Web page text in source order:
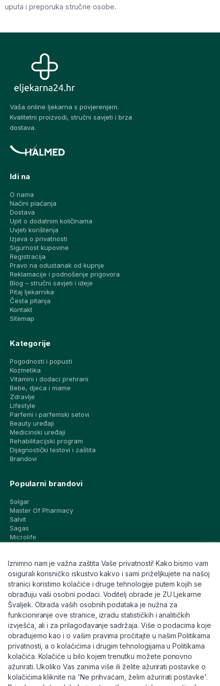
uputa i preporuka stručne osobe.
Vaša online ljekarna s povjerenjem.
Kvalitetni proizvodi, stručni savjeti i brza
dostava.
Idi na
O nama
Načini plaćanja
Dostava
Upit o dodatnim količinama
Uvjeti korištenja
Izjava o privatnosti
Sigurnost kupovine
Registracija
Pravo na odustanak od kupnje
Reklamacije i podnošenje prigovora
Blog – stručni savjeti i ideje
Pitaj ljekarnika
Česta pitanja
Kontakt
Sitemap
Kategorije
Pogodnosti i popusti
Kozmetika
Vitamini i dodaci prehrani
Bebe, djeca i mame
Zdravlje
Lifestyle
Parfemi i parfemski setovi
Beauty uređaji
Medicinski uređaji
Rehabilitacijski program
Dijagnostički testovi i zaštita
Brandovi
Popularni brandovi
Solgar
Master Of Pharmacy
Salvit
Sagas
Microlife
CeraVe
Eucerin
Avene
Bioderma
Svi brandovi
Info
Trebate pomoć ili imate pitanja?
+385 91 6191 901
info@eljekarna24.hr
Iznimno nam je važna zaštita Vaše privatnosti! Kako bismo vam
osigurali korisničko iskustvo kakvo i sami priželjkujete na našoj
stranici koristimo kolačiće i druge tehnologije putem kojih se
obrađuju vaši osobni podaci. Voditelj obrade je ZU Ljekarne
Švaljek. Obrada vaših osobnih podataka je nužna za
funkcioniranje ove stranice, izradu statističkih i analitičkih
izvješća, ali i za prilagođavanje sadržaja. Više o podacima koje
obrađujemo kao i o vašim pravima pročitajte u našim Politikama
privatnosti, a o kolačićima i drugim tehnologijama u Politikama
kolačića. Kolačiće u bilo kojem trenutku možete ponovno
ažurirati. Ukoliko Vas zanima više ili želite ažurirati postavke o
kolačićima kliknite na 'Ne prihvaćam, želim ažurirati postavke'.